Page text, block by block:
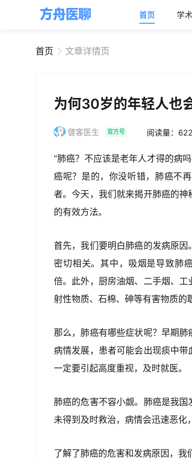
首页 学
首页 文章详情页
为何30岁的年轻人也
健客医生 官方号 阅读量：622
“肺癌？不应该是老年人才得的病
癌呢？是的，你没听错，肺癌不
者。今天，我们就来揭开肺癌的
的有效方法。
首先，我们要明白肺癌的发病原
密切相关。其中，吸烟是导致肺
倍。此外，厨房油烟、二手烟、
射性物质、石棉、砷等有害物质的
那么，肺癌有哪些症状呢？早期
病情发展，患者可能会出现痰中带
一定要引起高度重视，及时就医。
肺癌的危害不容小觑。肺癌是我
未得到及时救治，病情会迅速恶化
了解了肺癌的危害和发病原因，我